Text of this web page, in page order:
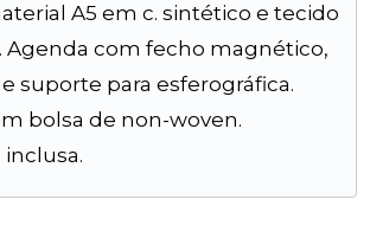
A5 em c. sintético e tecido
Agenda com fecho magnético,
suporte para esferográfica.
bolsa de non-woven.
inclusa.